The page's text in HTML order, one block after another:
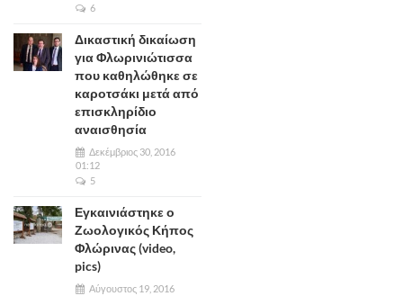
6
Δικαστική δικαίωση
για Φλωρινιώτισσα
που καθηλώθηκε σε
καροτσάκι μετά από
επισκληρίδιο
αναισθησία
Δεκέμβριος 30, 2016
01:12
5
Εγκαινιάστηκε ο
Ζωολογικός Κήπος
Φλώρινας (video,
pics)
Αύγουστος 19, 2016